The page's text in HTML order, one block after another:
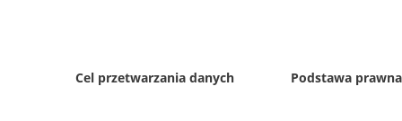
Cel przetwarzania danych Podstawa